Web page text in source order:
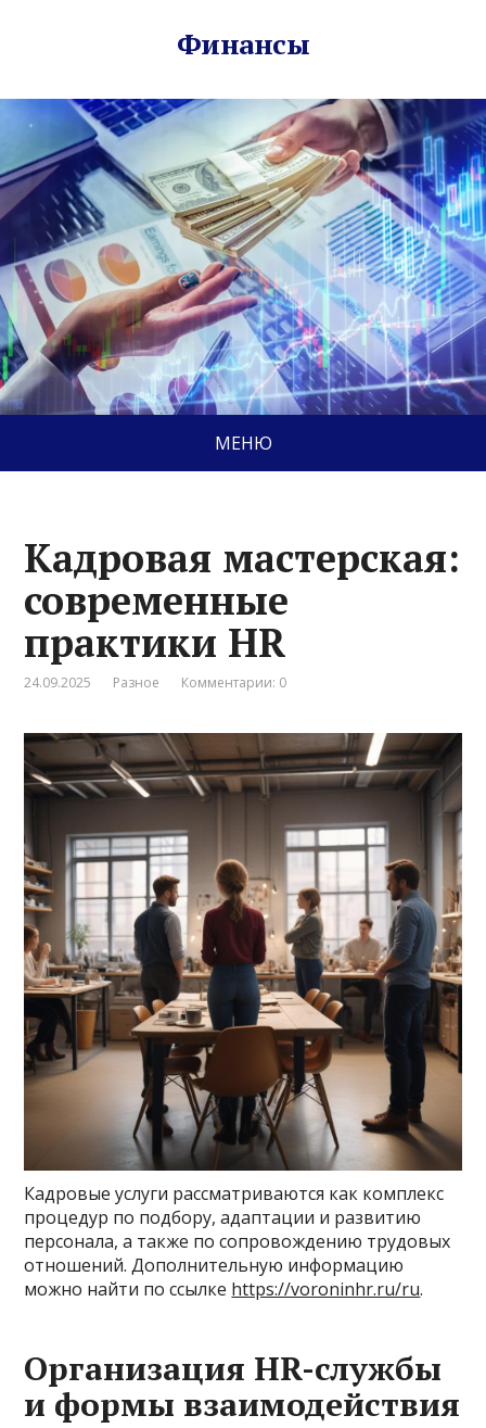
Финансы
МЕНЮ
Кадровая мастерская:
современные
практики HR
24.09.2025 Разное Комментарии: 0
Кадровые услуги рассматриваются как комплекс
процедур по подбору, адаптации и развитию
персонала, а также по сопровождению трудовых
отношений. Дополнительную информацию
можно найти по ссылке https://voroninhr.ru/ru.
Организация HR-службы
и формы взаимодействия